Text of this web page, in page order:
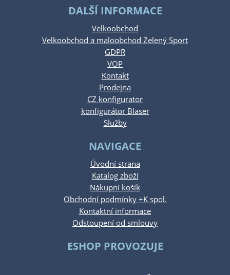
DALŠÍ INFORMACE
Velkoobchod
Velkoobchod a maloobchod Zelený Sport
GDPR
VOP
Kontakt
Prodejna
CZ konfigurator
konfigurátor Blaser
Služby
NAVIGACE
Úvodní strana
Katalog zboží
Nákupní košík
Obchodní podmínky +K spol.
Kontaktní informace
Odstoupení od smlouvy
ESHOP PROVOZUJE